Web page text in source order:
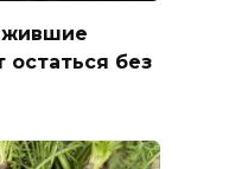
остаться без